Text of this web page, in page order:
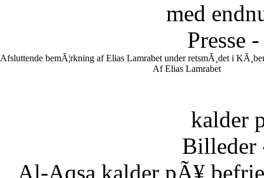
med
Presse
Afsluttende bemÃ¦rkning af Elias Lamrabet under retsmÃ¸det i
Af Elias Lamrabet
kalder
Billeder
Al-Aqsa kalder pÃ¥